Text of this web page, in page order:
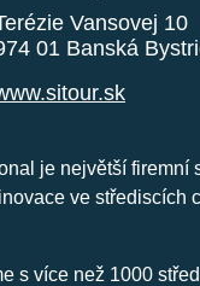
Vansovej 10
01 Banská
je největší firemní
ve střediscích
s více než 1000